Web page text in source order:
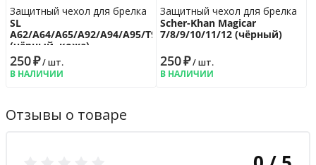
Защитный чехол для брелка
SL
A62/A64/A65/A92/A94/A95/T94
(чёрный, кожа)
250₽/ шт.
В НАЛИЧИИ
Защитный чехол для брелка
Scher-Khan Magicar
7/8/9/10/11/12 (чёрный)
250₽/ шт.
В НАЛИЧИИ
Отзывы о товаре